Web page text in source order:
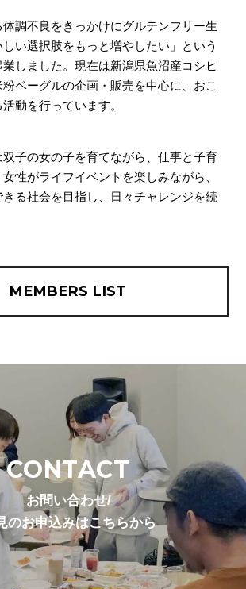
調不良をきっかけにグルテンフリー生
い選択肢をもっと増やしたい」という
しました。現在は新潟県魚沼産コシヒ
ベーグルの企画・販売を中心に、おこ
動を行っています。
子の女の子を育てながら、仕事と子育
性がライフイベントを楽しみながら、
きる社会を目指し、日々チャレンジを続
MEMBERS LIST
CONTACT
お問い合わせ/
のお申込みはこちらから